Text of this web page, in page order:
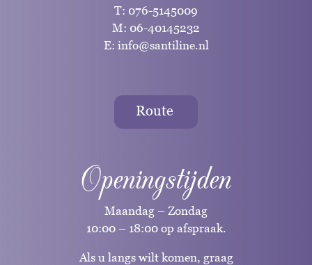
T: 076-5145009
M: 06-40145232
E: info@santiline.nl
Route
Openingstijden
Maandag – Zondag
10:00 – 18:00 op afspraak.
Als u langs wilt komen, graag